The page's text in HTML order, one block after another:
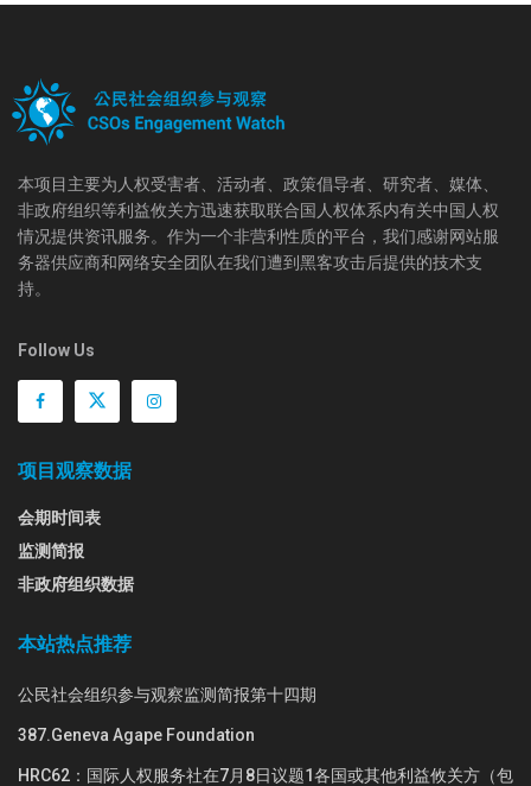
本项目主要为人权受害者、活动者、政策倡导者、研究者、媒体、
非政府组织等利益攸关方迅速获取联合国人权体系内有关中国人权
情况提供资讯服务。作为一个非营利性质的平台，我们感谢网站服
务器供应商和网络安全团队在我们遭到黑客攻击后提供的技术支
持。
Follow Us
项目观察数据
会期时间表
监测简报
非政府组织数据
本站热点推荐
公民社会组织参与观察监测简报第十四期
387.Geneva Agape Foundation
HRC62：国际人权服务社在7月8日议题1各国或其他利益攸关方（包